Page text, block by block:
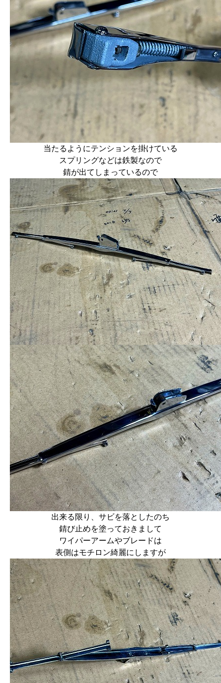
当たるようにテンションを掛けている
スプリングなどは鉄製なので
錆が出てしまっているので
出来る限り、サビを落としたのち
錆び止めを塗っておきまして
ワイパーアームやブレードは
表側はモチロン綺麗にしますが